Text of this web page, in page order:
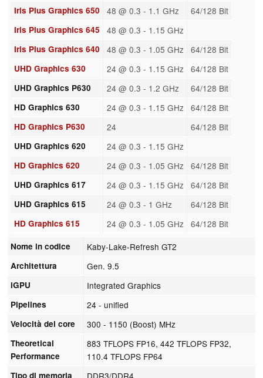
Iris Plus Graphics 650 48 @ 0.3 - 1.1 GHz 64/128 Bit
Iris Plus Graphics 645 48 @ 0.3 - 1.15 GHz
Iris Plus Graphics 640 48 @ 0.3 - 1.05 GHz 64/128 Bit
UHD Graphics 630 24 @ 0.3 - 1.15 GHz 64/128 Bit
UHD Graphics P630 24 @ 0.3 - 1.2 GHz 64/128 Bit
HD Graphics 630 24 @ 0.3 - 1.15 GHz 64/128 Bit
HD Graphics P630 24 64/128 Bit
UHD Graphics 620 24 @ 0.3 - 1.15 GHz
HD Graphics 620 24 @ 0.3 - 1.05 GHz 64/128 Bit
UHD Graphics 617 24 @ 0.3 - 1.15 GHz 64/128 Bit
UHD Graphics 615 24 @ 0.3 - 1 GHz 64/128 Bit
HD Graphics 615 24 @ 0.3 - 1.05 GHz 64/128 Bit
Nome in codice Kaby-Lake-Refresh GT2
Architettura Gen. 9.5
iGPU Integrated Graphics
Pipelines 24 - unified
Velocità del core 300 - 1150 (Boost) MHz
Theoretical
Performance
883 TFLOPS FP16, 442 TFLOPS FP32,
110.4 TFLOPS FP64
Tipo di memoria DDR3/DDR4